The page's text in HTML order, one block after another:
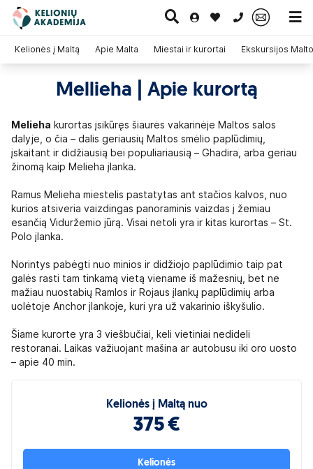
0 700 11007
Kelionės į Maltą Apie Malta Miestai ir kurortai Ekskursijos
Mellieha | Apie kurortą
Melieha kurortas įsikūręs šiaurės vakarinėje Maltos salos
dalyje, o čia – dalis geriausių Maltos smėlio paplūdimių,
įskaitant ir didžiausią bei populiariausią – Ghadira, arba geriau
žinomą kaip Melieha įlanka.
Ramus Melieha miestelis pastatytas ant stačios kalvos, nuo
kurios atsiveria vaizdingas panoraminis vaizdas į žemiau
esančią Viduržemio jūrą. Visai netoli yra ir kitas kurortas – St.
Polo įlanka.
Norintys pabėgti nuo minios ir didžiojo paplūdimio taip pat
galės rasti tam tinkamą vietą viename iš mažesnių, bet ne
mažiau nuostabių Ramlos ir Rojaus įlankų paplūdimių arba
uolėtoje Anchor įlankoje, kuri yra už vakarinio iškyšulio.
Šiame kurorte yra 3 viešbučiai, keli vietiniai nedideli
restoranai. Laikas važiuojant mašina ar autobusu iki oro uosto
– apie 40 min.
Kelionės į Maltą nuo
375 €
Kelionės